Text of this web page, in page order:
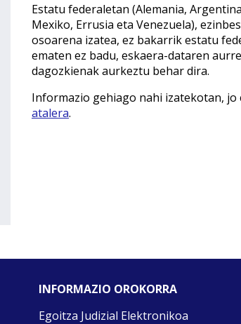
Estatu federaletan (Alemania,
Mexiko, Errusia eta Venezuela),
osoarena izatea, ez bakarrik estatu
ematen ez badu, eskaera-dataren
dagozkienak aurkeztu behar dira.
Informazio gehiago nahi izatekotan, jo
atalera.
INFORMAZIO OROKORRA
Egoitza Judizial Elektronikoa